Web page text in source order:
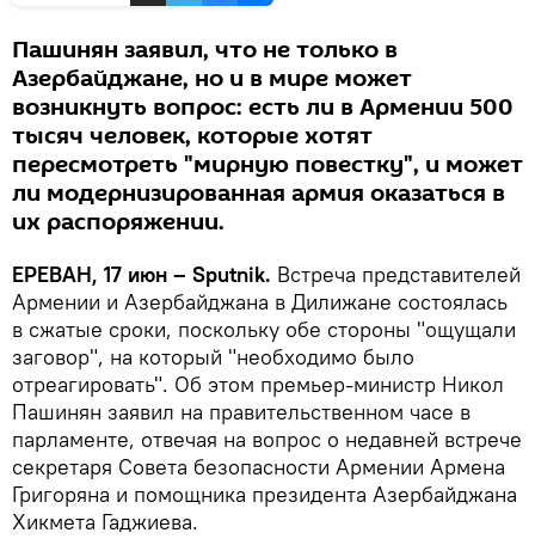
Пашинян заявил, что не только в
Азербайджане, но и в мире может
возникнуть вопрос: есть ли в Армении 500
тысяч человек, которые хотят
пересмотреть "мирную повестку", и может
ли модернизированная армия оказаться в
их распоряжении.
ЕРЕВАН, 17 июн – Sputnik. Встреча представителей
Армении и Азербайджана в Дилижане состоялась
в сжатые сроки, поскольку обе стороны "ощущали
заговор", на который "необходимо было
отреагировать". Об этом премьер-министр Никол
Пашинян заявил на правительственном часе в
парламенте, отвечая на вопрос о недавней встрече
секретаря Совета безопасности Армении Армена
Григоряна и помощника президента Азербайджана
Хикмета Гаджиева.